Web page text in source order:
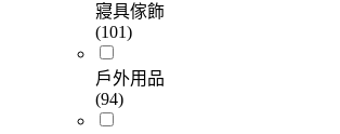
寢具傢飾
(101)
戶外用品
(94)